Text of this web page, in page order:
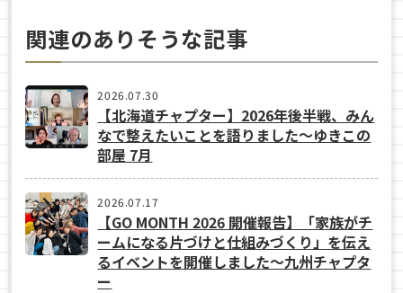
関連のありそうな記事
2026.07.30
【北海道チャプター】2026年後半戦、みん
なで整えたいことを語りました～ゆきこの
部屋 7月
2026.07.17
【GO MONTH 2026 開催報告】「家族がチ
ームになる片づけと仕組みづくり」を伝え
るイベントを開催しました～九州チャプタ
ー